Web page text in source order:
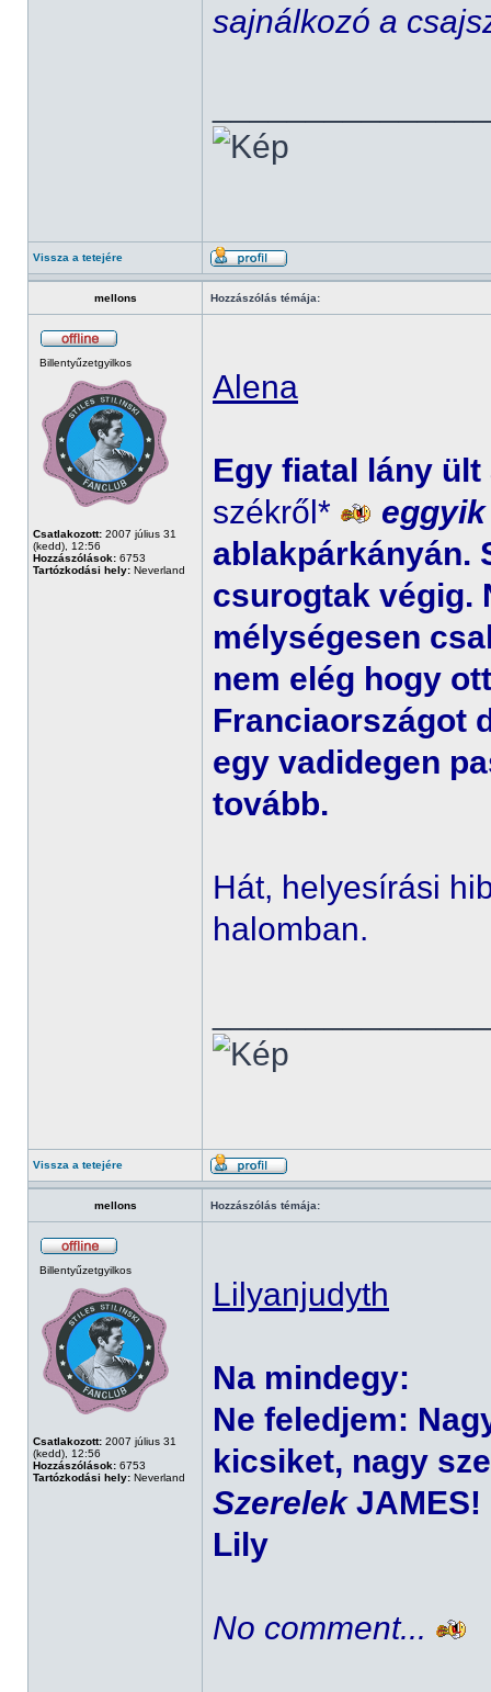
sajnálkozó a
Vissza a tetejére
mellons Hozzászólás témája:
Billentyűzetgyilkos
Csatlakozott: 2007 július 31
(kedd), 12:56
Hozzászólások: 6753
Tartózkodási hely: Neverland
Alena
Egy fiatal lány
székről*
eggyik
ablakpárkányán.
csurogtak végig.
mélységesen
nem elég hogy
Franciaországot
egy vadidegen
tovább.
Hát, helyesírási
halomban.
Vissza a tetejére
mellons Hozzászólás témája:
Billentyűzetgyilkos
Csatlakozott: 2007 július 31
(kedd), 12:56
Hozzászólások: 6753
Tartózkodási hely: Neverland
Lilyanjudyth
Na mindegy:
Ne feledjem:
kicsiket, nagy
Szerelek JAMES!
Lily
No comment...